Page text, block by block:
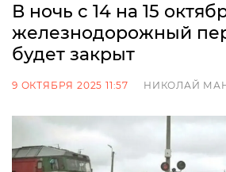
В ночь с 14 на 15
железнодорожный
будет закрыт
9 ОКТЯБРЯ 2025 11:57 НИКОЛАЙ